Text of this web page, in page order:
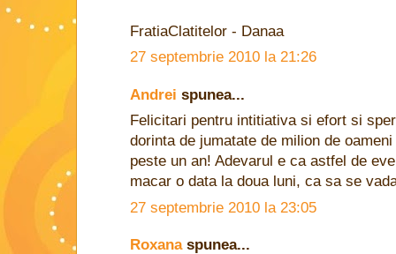
FratiaClatitelor - Danaa
27 septembrie 2010 la 21:26
Andrei spunea...
Felicitari pentru intitiativa si efort si
dorinta de jumatate de milion de
peste un an! Adevarul e ca astfel de
macar o data la doua luni, ca sa se
27 septembrie 2010 la 23:05
Roxanaspunea...